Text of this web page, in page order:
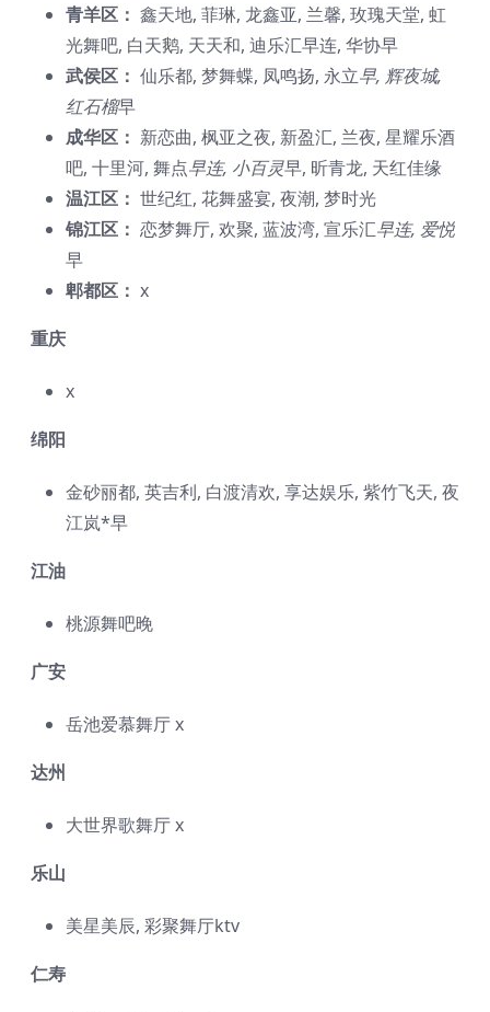
青羊区： 鑫天地, 菲琳, 龙鑫亚, 兰馨, 玫瑰天堂, 虹
光舞吧, 白天鹅, 天天和, 迪乐汇早连, 华协早
武侯区： 仙乐都, 梦舞蝶, 凤鸣扬, 永立早, 辉夜城,
红石榴早
成华区： 新恋曲, 枫亚之夜, 新盈汇, 兰夜, 星耀乐酒
吧, 十里河, 舞点早连, 小百灵早, 昕青龙, 天红佳缘
温江区： 世纪红, 花舞盛宴, 夜潮, 梦时光
锦江区： 恋梦舞厅, 欢聚, 蓝波湾, 宣乐汇早连, 爱悦
早
郫都区： x
重庆
x
绵阳
金砂丽都, 英吉利, 白渡清欢, 享达娱乐, 紫竹飞天, 夜
江岚*早
江油
桃源舞吧晚
广安
岳池爱慕舞厅 x
达州
大世界歌舞厅 x
乐山
美星美辰, 彩聚舞厅ktv
仁寿